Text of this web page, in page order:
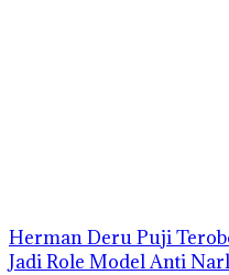
Herman Deru Puji
Jadi Role Model Anti